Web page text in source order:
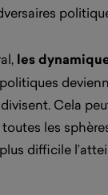
les
Cela
les
difficile